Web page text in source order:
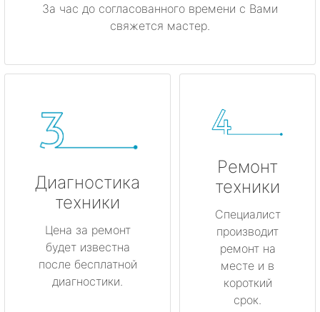
За час до согласованного времени с Вами
свяжется мастер.
Диагностика
техники
Цена за ремонт
будет известна
после бесплатной
диагностики.
Ремонт
техники
Специалист
производит
ремонт на
месте и в
короткий
срок.